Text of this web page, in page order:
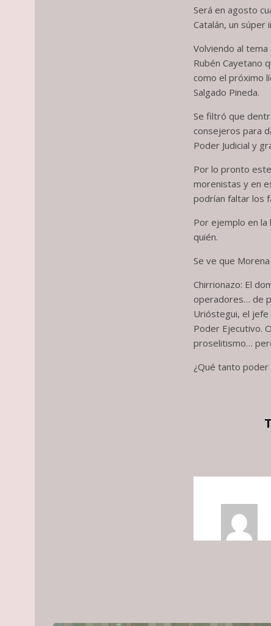
Será en agosto
Catalán, un súper
Volviendo al
Rubén Cayetano
como el próximo
Salgado Pineda.
Se filtró que
consejeros para
Poder Judicial y
Por lo pronto
morenistas y en
podrían faltar los
Por ejemplo en la
quién.
Se ve que
Chirrionazo: El
operadores… de
Urióstegui, el jefe
Poder Ejecutivo.
proselitismo…
¿Qué tanto